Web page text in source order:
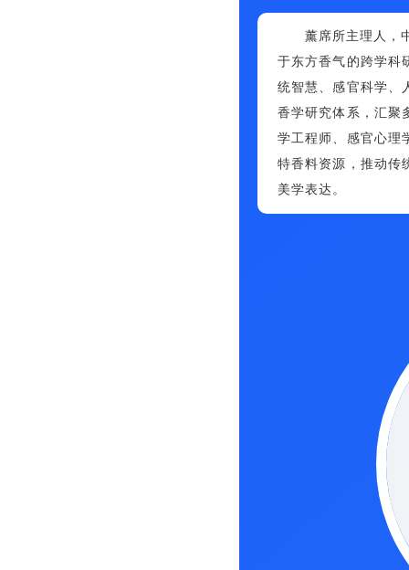
薰席所主理人，
于东方香气的跨学科
统智慧、感官科学、
香学研究体系，汇聚
学工程师、感官心理
特香料资源，推动传
美学表达。